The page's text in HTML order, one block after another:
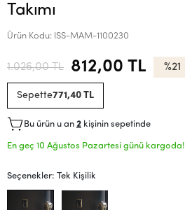
Takımı
Ürün Kodu: ISS-MAM-1100230
1.026,00 TL 812,00 TL %21
Sepette771,40 TL
Bu ürün u an 2 kişinin sepetinde
En geç 10 Ağustos Pazartesi günü kargoda!
Seçenekler: Tek Kişilik